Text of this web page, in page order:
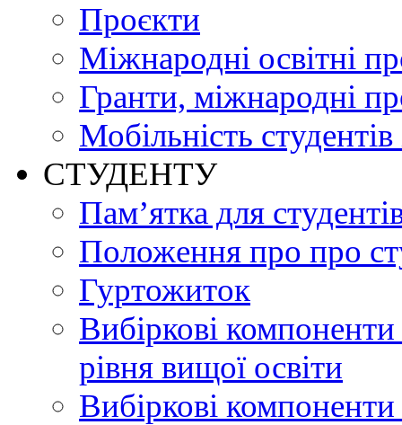
Проєкти
Міжнародні освітні
Гранти, міжнародні
Мобільність студентів
СТУДЕНТУ
Пам’ятка для
Положення про про
Гуртожиток
Вибіркові
рівня вищої освіти
Вибіркові